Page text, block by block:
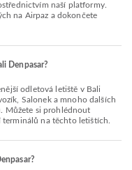
naší platformy.
na Airpaz a dokončete
Denpasar?
odletová letiště v Bali
Salonek a mnoho dalších
Můžete si prohlédnout
na těchto letištích.